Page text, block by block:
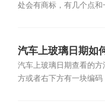
处会有商标，有几个点和
汽车上玻璃日期如
汽车上玻璃日期查看的
方或者右下方有一块编码